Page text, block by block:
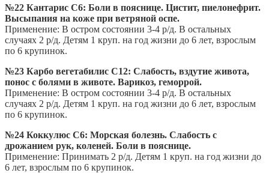
№22 Кантарис С6: Боли в пояснице. Цистит, пиелонефрит.
Высыпания на коже при ветряной оспе.
Применение: В остром состоянии 3-4 р/д. В остальных
случаях 2 р/д. Детям 1 круп. на год жизни до 6 лет, взрослым
по 6 крупинок.
№23 Карбо вегетабилис С12: Слабость, вздутие живота,
понос с болями в животе. Варикоз, геморрой.
Применение: В остром состоянии 3-4 р/д. В остальных
случаях 2 р/д. Детям 1 круп. на год жизни до 6 лет, взрослым
по 6 крупинок.
№24 Коккулюс С6: Морская болезнь. Слабость с
дрожанием рук, коленей. Боли в пояснице.
Применение: Принимать 2 р/д. Детям 1 круп. на год жизни до
6 лет, взрослым по 6 крупинок.